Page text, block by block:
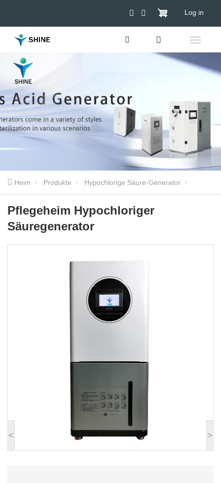
Log in
Heim Produkte Hypochlorige Säure-Generator
Medizinischer hypochloriger Generator
Hypochloriger Säuregenerator
< >
Pflegeheim Hypochloriger
Säuregenerator